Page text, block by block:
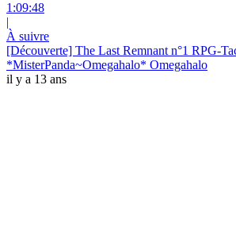
1:09:48
|
À suivre
[Découverte] The Last Remnant n°1 RPG-
*MisterPanda~Omegahalo* Omegahalo
il y a 13 ans